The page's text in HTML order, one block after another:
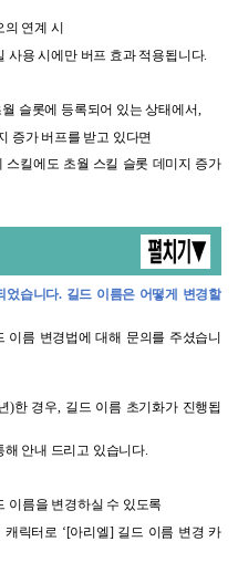
연계 시
사용 시에만 버프 효과 적용됩니다.
슬롯에 등록되어 있는 상태에서,
증가 버프를 받고 있다면
킬에도 초월 스킬 슬롯 데미지 증가
었습니다. 길드 이름은 어떻게 변경할
이름 변경법에 대해 문의를 주셨습니
)한 경우, 길드 이름 초기화가 진행됩
해 안내 드리고 있습니다.
이름을 변경하실 수 있도록
캐릭터로 ‘[아리엘] 길드 이름 변경 카